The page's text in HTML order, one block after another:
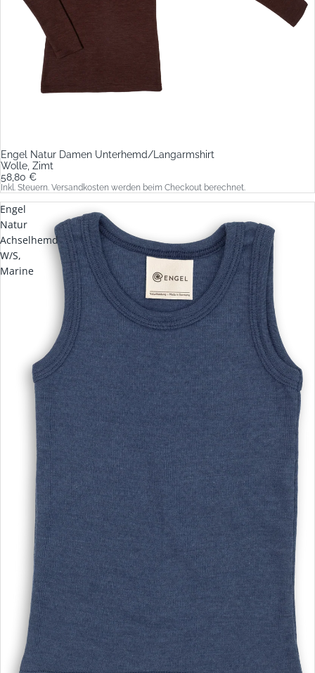
Engel Natur Damen Unterhemd/Langarmshirt
Wolle, Zimt
58,80 €
Inkl. Steuern. Versandkosten werden beim Checkout berechnet.
Engel
Natur
Achselhemd
W/S,
Marine